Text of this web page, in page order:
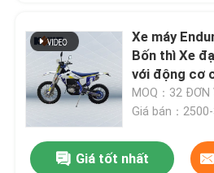
Xe máy
Bốn thì Xe
với động cơ
MOQ：32 ĐƠN
Giá bán：
Giá tốt nhất